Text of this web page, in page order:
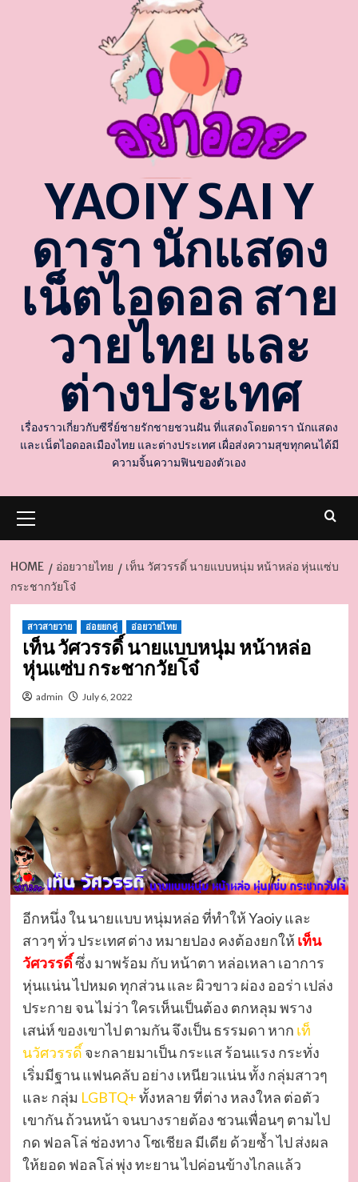
YAOIY SAI Y
ดารา นักแสดง
เน็ตไอดอล สาย
วายไทย และ
ต่างประเทศ
เรื่องราวเกี่ยวกับซีรี่ย์ชายรักชายชวนฝัน ที่แสดงโดยดารา นักแสดง
และเน็ตไอดอลเมืองไทย และต่างประเทศ เผื่อส่งความสุขทุกคนได้มี
ความจิ้นความฟินของตัวเอง
Menu
HOME อ่อยวายไทย
เท็น วัศวรรดิ์ นายแบบหนุ่ม หน้าหล่อ หุ่นแซ่บ
กระชากวัยโจ๋
สาวสายวาย อ่อยยกคู่ อ่อยวายไทย
เท็น วัศวรรดิ์ นายแบบหนุ่ม หน้าหล่อ
หุ่นแซ่บ กระชากวัยโจ๋
admin July 6, 2022
อีกหนึ่ง ใน นายแบบ หนุ่มหล่อ ที่ทำให้ Yaoiy และ
สาวๆ ทั่ว ประเทศ ต่าง หมายปอง คงต้องยกให้เท็น
วัศวรรดิ์ซึ่ง มาพร้อม กับ หน้าตา หล่อเหลา เอาการ
หุ่นแน่น ไปหมด ทุกส่วน และ ผิวขาว ผ่อง ออร่า เปล่ง
ประกาย จน ไม่ว่า ใครเห็นเป็นต้อง ตกหลุม พราง
เสน่ห์ ของเขาไป ตามกัน จึงเป็น ธรรมดา หาก เท็
นวัศวรรดิ์ จะกลายมาเป็น กระแส ร้อนแรง กระทั่ง
เริ่มมีฐาน แฟนคลับ อย่าง เหนียวแน่น ทั้ง กลุ่มสาวๆ
และ กลุ่ม LGBTQ+ทั้งหลาย ที่ต่าง หลงใหล ต่อตัว
เขากัน ถ้วนหน้า จนบางรายต้อง ชวนเพื่อนๆ ตามไป
กด ฟอลโล่ ช่องทาง โซเชียล มีเดีย ด้วยซ้ำ ไป ส่งผล
ให้ยอด ฟอลโล่ พุ่ง ทะยาน ไปค่อนข้างไกลแล้ว